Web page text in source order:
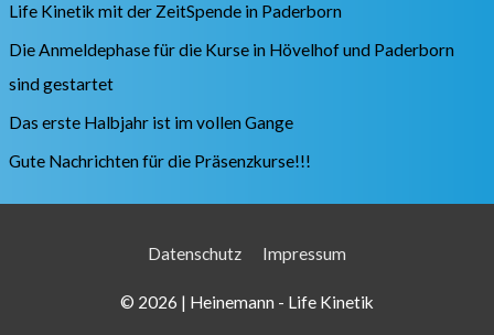
Life Kinetik mit der ZeitSpende in Paderborn
Die Anmeldephase für die Kurse in Hövelhof und Paderborn
sind gestartet
Das erste Halbjahr ist im vollen Gange
Gute Nachrichten für die Präsenzkurse!!!
Datenschutz Impressum
© 2026 | Heinemann - Life Kinetik